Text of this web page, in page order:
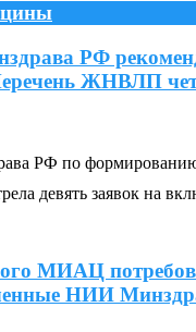
РФ
ЖНВЛП
РФ по
девять заявок на
МИАЦ
НИИ